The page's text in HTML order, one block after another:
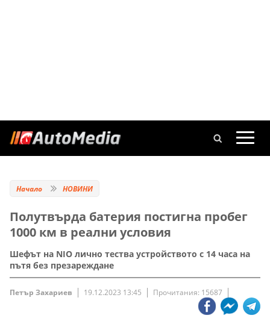
Начало НОВИНИ
Полутвърда батерия постигна пробег
1000 км в реални условия
Шефът на NIO лично тества устройството с 14 часа на
пътя без презареждане
Петър Захариев 19.12.2023 13:45 Прочитания: 15687